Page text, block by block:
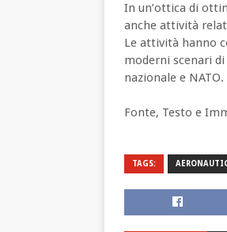
In un’ottica di
anche attività
Le attività hanno
moderni scenari
nazionale e NATO.
Fonte, Testo e
TAGS: